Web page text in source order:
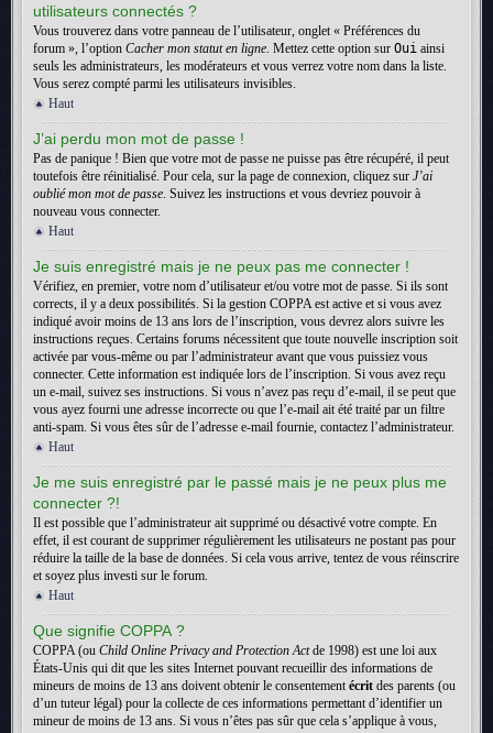
utilisateurs connectés ?
Vous trouverez dans votre panneau de l’utilisateur, onglet « Préférences du
forum », l’option Cacher mon statut en ligne. Mettez cette option sur Oui ainsi
seuls les administrateurs, les modérateurs et vous verrez votre nom dans la liste.
Vous serez compté parmi les utilisateurs invisibles.
Haut
J’ai perdu mon mot de passe !
Pas de panique ! Bien que votre mot de passe ne puisse pas être récupéré, il peut
toutefois être réinitialisé. Pour cela, sur la page de connexion, cliquez sur J’ai
oublié mon mot de passe. Suivez les instructions et vous devriez pouvoir à
nouveau vous connecter.
Haut
Je suis enregistré mais je ne peux pas me connecter !
Vérifiez, en premier, votre nom d’utilisateur et/ou votre mot de passe. Si ils sont
corrects, il y a deux possibilités. Si la gestion COPPA est active et si vous avez
indiqué avoir moins de 13 ans lors de l’inscription, vous devrez alors suivre les
instructions reçues. Certains forums nécessitent que toute nouvelle inscription soit
activée par vous-même ou par l’administrateur avant que vous puissiez vous
connecter. Cette information est indiquée lors de l’inscription. Si vous avez reçu
un e-mail, suivez ses instructions. Si vous n’avez pas reçu d’e-mail, il se peut que
vous ayez fourni une adresse incorrecte ou que l’e-mail ait été traité par un filtre
anti-spam. Si vous êtes sûr de l’adresse e-mail fournie, contactez l’administrateur.
Haut
Je me suis enregistré par le passé mais je ne peux plus me
connecter ?!
Il est possible que l’administrateur ait supprimé ou désactivé votre compte. En
effet, il est courant de supprimer régulièrement les utilisateurs ne postant pas pour
réduire la taille de la base de données. Si cela vous arrive, tentez de vous réinscrire
et soyez plus investi sur le forum.
Haut
Que signifie COPPA ?
COPPA (ou Child Online Privacy and Protection Actde 1998) est une loi aux
États-Unis qui dit que les sites Internet pouvant recueillir des informations de
mineurs de moins de 13 ans doivent obtenir le consentementécrit des parents (ou
d’un tuteur légal) pour la collecte de ces informations permettant d’identifier un
mineur de moins de 13 ans. Si vous n’êtes pas sûr que cela s’applique à vous,